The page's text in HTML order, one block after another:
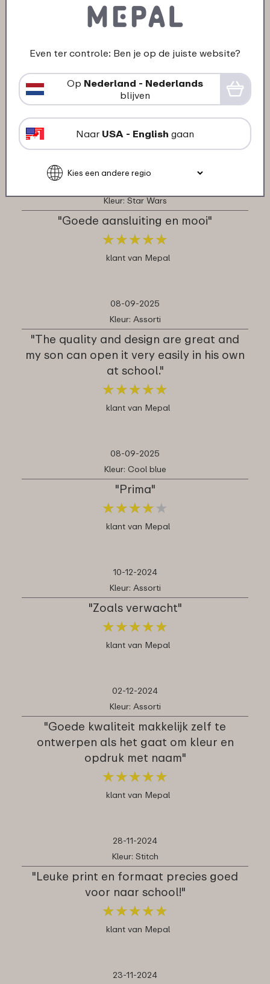
klant van Mepal
15-09-2025
"Niet heel groot maar prima bakje !
Goede kwaliteit !"
★★★★★
★★★★★
klant van Mepal
Kleur: Star Wars
"Goede aansluiting en mooi"
★★★★★
★★★★★
klant van Mepal
08-09-2025
Kleur: Assorti
"The quality and design are great and
my son can open it very easily in his own
at school."
★★★★★
★★★★★
klant van Mepal
08-09-2025
Kleur: Cool blue
"Prima"
★★★★ ★
★★★★ ★
klant van Mepal
10-12-2024
Kleur: Assorti
"Zoals verwacht"
★★★★★
★★★★★
klant van Mepal
02-12-2024
Kleur: Assorti
"Goede kwaliteit makkelijk zelf te
ontwerpen als het gaat om kleur en
opdruk met naam"
★★★★★
★★★★★
klant van Mepal
28-11-2024
Kleur: Stitch
"Leuke print en formaat precies goed
voor naar school!"
★★★★★
★★★★★
klant van Mepal
23-11-2024
Even ter controle: Ben je op de juiste website?
Op Nederland - Nederlands
blijven
Naar USA - English gaan